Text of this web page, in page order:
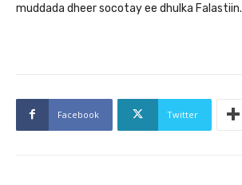
muddada dheer socotay ee dhulka Falastiin.
Facebook Twitter